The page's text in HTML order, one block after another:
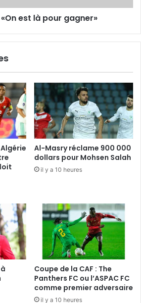
est là pour gagner»
Al-Masry réclame 900 000
dollars pour Mohsen Salah
il y a 10 heures
Coupe de la CAF : The
Panthers FC ou l’ASPAC FC
comme premier adversaire
il y a 10 heures